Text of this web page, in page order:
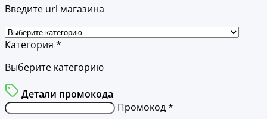
Введите url магазина
Категория *
Выберите категорию
Детали промокода
Промокод *